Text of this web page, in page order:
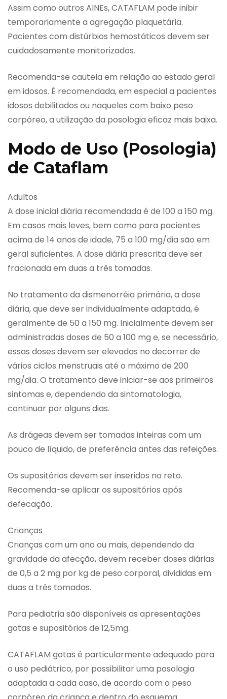
Assim como outros AINEs, CATAFLAM pode inibir
temporariamente a agregação plaquetária.
Pacientes com distúrbios hemostáticos devem ser
cuidadosamente monitorizados.
Recomenda-se cautela em relação ao estado geral
em idosos. É recomendada, em especial a pacientes
idosos debilitados ou naqueles com baixo peso
corpóreo, a utilização da posologia eficaz mais baixa.
Modo de Uso (Posologia)
de Cataflam
Adultos
A dose inicial diária recomendada é de 100 a 150 mg.
Em casos mais leves, bem como para pacientes
acima de 14 anos de idade, 75 a 100 mg/dia são em
geral suficientes. A dose diária prescrita deve ser
fracionada em duas a três tomadas.
No tratamento da dismenorréia primária, a dose
diária, que deve ser individualmente adaptada, é
geralmente de 50 a 150 mg. Inicialmente devem ser
administradas doses de 50 a 100 mg e, se necessário,
essas doses devem ser elevadas no decorrer de
vários ciclos menstruais até o máximo de 200
mg/dia. O tratamento deve iniciar-se aos primeiros
sintomas e, dependendo da sintomatologia,
continuar por alguns dias.
As drágeas devem ser tomadas inteiras com um
pouco de líquido, de preferência antes das refeições.
Os supositórios devem ser inseridos no reto.
Recomenda-se aplicar os supositórios após
defecação.
Crianças
Crianças com um ano ou mais, dependendo da
gravidade da afecção, devem receber doses diárias
de 0,5 a 2 mg por kg de peso corporal, divididas em
duas a três tomadas.
Para pediatria são disponíveis as apresentações
gotas e supositórios de 12,5mg.
CATAFLAM gotas é particularmente adequado para
o uso pediátrico, por possibilitar uma posologia
adaptada a cada caso, de acordo com o peso